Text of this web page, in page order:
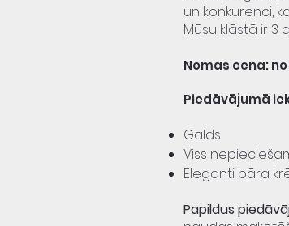
un konkurenci,
Mūsu klāstā ir 3
Nomas cena: no
Piedāvājumā
Galds
Viss
Eleganti bāra
Papildus